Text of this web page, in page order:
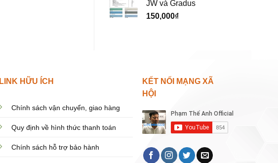
JW và Gradus
150,000₫
LINK HỮU ÍCH
Chính sách vận chuyển, giao hàng
Quy định về hình thức thanh toán
Chính sách hỗ trợ bảo hành
KẾT NỐI MẠNG XÃ
HỘI